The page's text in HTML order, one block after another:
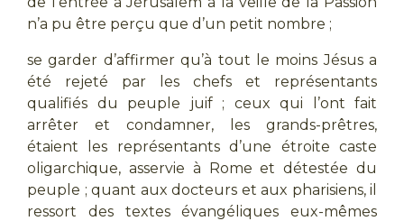
n’a pu être perçu que d’un petit nombre ;
se garder d’affirmer qu’à tout le moins Jésus a
été rejeté par les chefs et représentants
qualifiés du peuple juif ; ceux qui l’ont fait
arrêter et condamner, les grands-prêtres,
étaient les représentants d’une étroite caste
oligarchique, asservie à Rome et détestée du
peuple ; quant aux docteurs et aux pharisiens, il
ressort des textes évangéliques eux-mêmes